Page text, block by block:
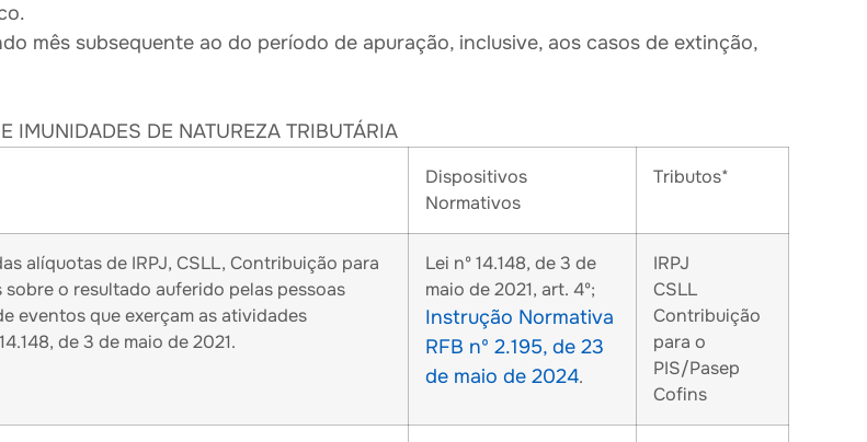
mês subsequente ao do período de apuração, inclusive, aos casos de extinção,
IMUNIDADES DE NATUREZA TRIBUTÁRIA
Dispositivos
Normativos
Tributos*
alíquotas de IRPJ, CSLL, Contribuição para
o resultado auferido pelas pessoas
eventos que exerçam as atividades
de 3 de maio de 2021.
Lei nº 14.148, de 3 de
maio de 2021, art. 4º;
Instrução Normativa
RFB nº 2.195, de 23
de maio de 2024.
IRPJ
CSLL
Contribuição
para o
PIS/Pasep
Cofins